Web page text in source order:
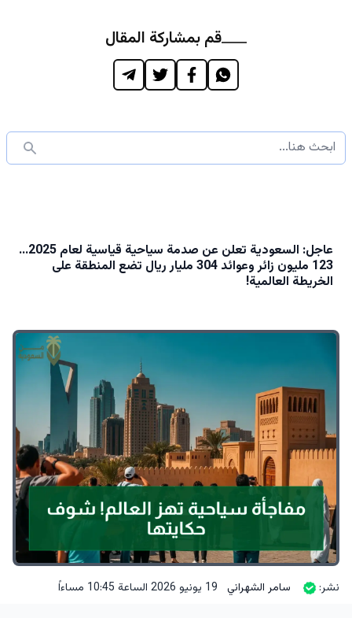
قم بمشاركة المقال
عاجل: السعودية تعلن عن صدمة سياحية قياسية لعام 2025...
123 مليون زائر وعوائد 304 مليار ريال تضع المنطقة على
الخريطة العالمية!
نشر: سامر الشهراني 19 يونيو 2026 الساعة 10:45 مساءاً